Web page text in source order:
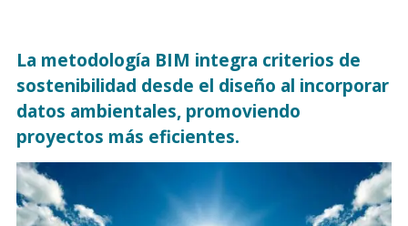
La metodología BIM integra criterios de
sostenibilidad desde el diseño al incorporar
datos ambientales, promoviendo
proyectos más eficientes.